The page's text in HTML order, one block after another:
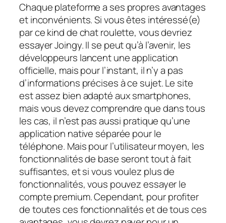
Chaque plateforme a ses propres avantages
et inconvénients. Si vous êtes intéressé(e)
par ce kind de chat roulette, vous devriez
essayer Joingy. Il se peut qu’à l’avenir, les
développeurs lancent une application
officielle, mais pour l’instant, il n’y a pas
d’informations précises à ce sujet. Le site
est assez bien adapté aux smartphones,
mais vous devez comprendre que dans tous
les cas, il n’est pas aussi pratique qu’une
application native séparée pour le
téléphone. Mais pour l’utilisateur moyen, les
fonctionnalités de base seront tout à fait
suffisantes, et si vous voulez plus de
fonctionnalités, vous pouvez essayer le
compte premium. Cependant, pour profiter
de toutes ces fonctionnalités et de tous ces